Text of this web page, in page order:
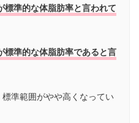
標準的な体脂肪率と言われて
標準的な体脂肪率であると言
準範囲がやや高くなってい